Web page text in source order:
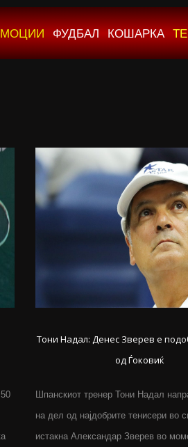
ФУДБАЛ КОШАРКА
Тони Надал: Денес Зверев е
од Ѓоковиќ
Шпанскиот тренер Тони Надал
на дел од најдобрите тенисери во
истакна Александар Зверев во